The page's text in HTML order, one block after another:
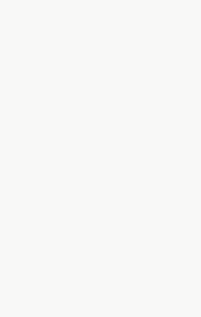
Комплименты и